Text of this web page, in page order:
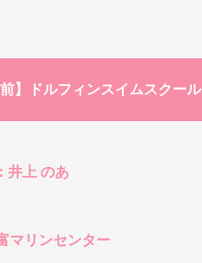
】ドルフィンスイムスクール
井上 のあ
マリンセンター